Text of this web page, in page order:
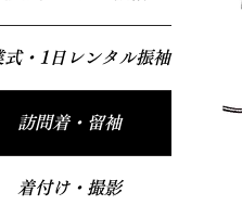
式・1日レンタル振袖
訪問着・留袖
着付け・撮影